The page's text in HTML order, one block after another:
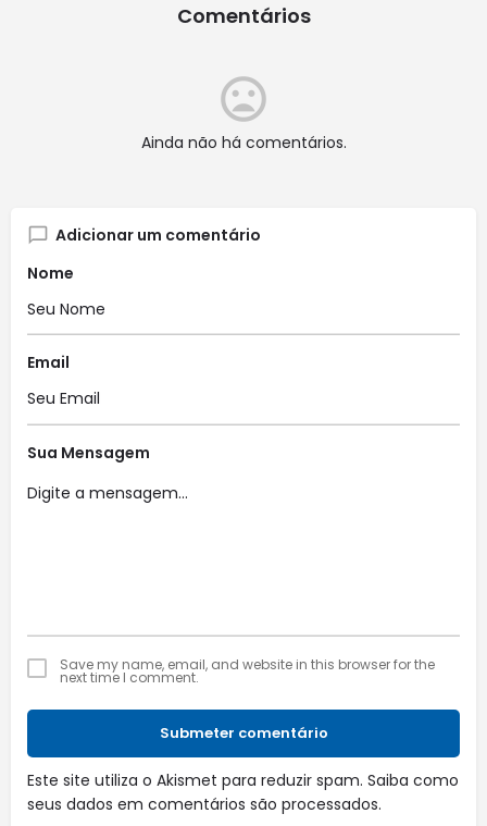
Comentários
Ainda não há comentários.
Adicionar um comentário
Nome
Email
Sua Mensagem
Save my name, email, and website in this browser for the
next time I comment.
Submeter comentário
Este site utiliza o Akismet para reduzir spam. Saiba como
seus dados em comentários são processados.